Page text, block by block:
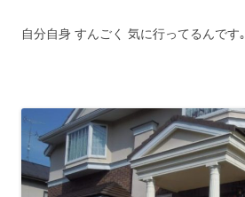
自分自身 すんごく 気に行ってるんです｡